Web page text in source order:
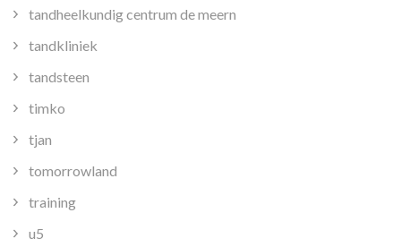
tandheelkundig centrum de meern
tandkliniek
tandsteen
timko
tjan
tomorrowland
training
u5